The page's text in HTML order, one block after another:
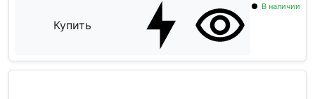
Купить
В наличии